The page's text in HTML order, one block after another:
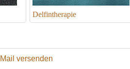
Delfintherapie
versenden